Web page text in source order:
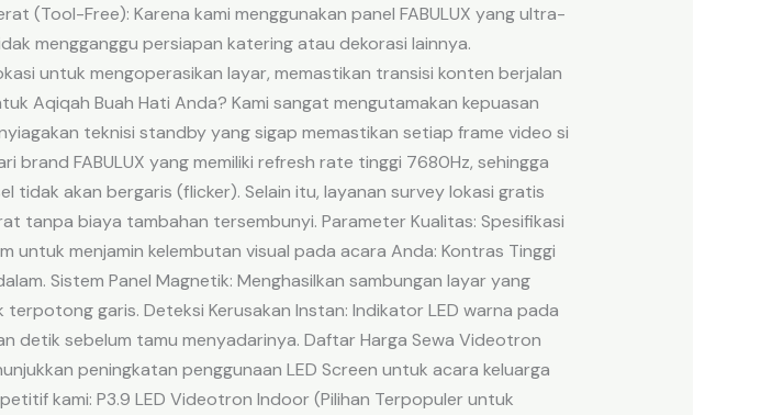
(Tool-Free): Karena kami menggunakan panel FABULUX yang ultra-
mengganggu persiapan katering atau dekorasi lainnya.
untuk mengoperasikan layar, memastikan transisi konten berjalan
Aqiqah Buah Hati Anda? Kami sangat mengutamakan kepuasan
teknisi standby yang sigap memastikan setiap frame video si
FABULUX yang memiliki refresh rate tinggi 7680Hz, sehingga
akan bergaris (flicker). Selain itu, layanan survey lokasi gratis
tanpa biaya tambahan tersembunyi. Parameter Kualitas: Spesifikasi
untuk menjamin kelembutan visual pada acara Anda: Kontras Tinggi
Sistem Panel Magnetik: Menghasilkan sambungan layar yang
garis. Deteksi Kerusakan Instan: Indikator LED warna pada
detik sebelum tamu menyadarinya. Daftar Harga Sewa Videotron
peningkatan penggunaan LED Screen untuk acara keluarga
kami: P3.9 LED Videotron Indoor (Pilihan Terpopuler untuk